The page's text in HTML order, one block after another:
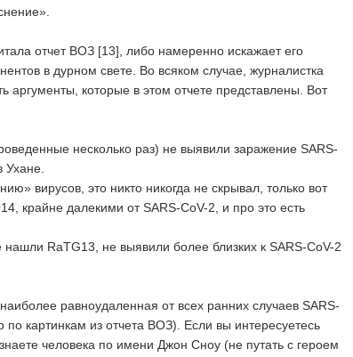
отчет ВОЗ [13], либо намеренно искажает его
в дурном свете. Во всяком случае, журналистка
аргументы, которые в этом отчете представлены. Вот
несколько раз) не выявили заражение SARS-
Ухане.
вирусов, это никто никогда не скрывал, только вот
крайне далекими от SARS-CoV-2, и про это есть
RaTG13, не выявили более близких к SARS-CoV-2
равноудаленная от всех ранних случаев SARS-
по картинкам из отчета ВОЗ). Если вы интересуетесь
человека по имени Джон Сноу (не путать с героем